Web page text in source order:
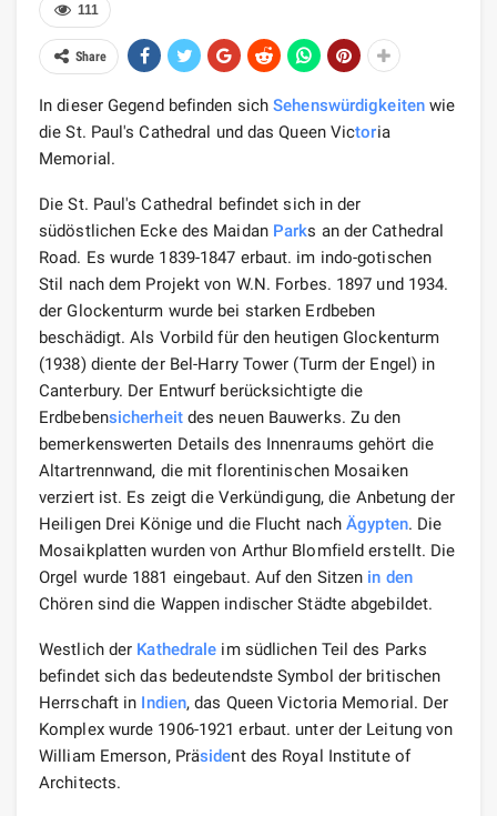
111
Share
In dieser Gegend befinden sichSehenswürdigkeitenwie
die St. Paul's Cathedral und das Queen Victoria
Memorial.
Die St. Paul's Cathedral befindet sich in der
südöstlichen Ecke des Maidan Parks an der Cathedral
Road. Es wurde 1839-1847 erbaut. im indo-gotischen
Stil nach dem Projekt von W.N. Forbes. 1897 und 1934.
der Glockenturm wurde bei starken Erdbeben
beschädigt. Als Vorbild für den heutigen Glockenturm
(1938) diente der Bel-Harry Tower (Turm der Engel) in
Canterbury. Der Entwurf berücksichtigte die
Erdbebensicherheitdes neuen Bauwerks. Zu den
bemerkenswerten Details des Innenraums gehört die
Altartrennwand, die mit florentinischen Mosaiken
verziert ist. Es zeigt die Verkündigung, die Anbetung der
Heiligen Drei Könige und die Flucht nachÄgypten. Die
Mosaikplatten wurden von Arthur Blomfield erstellt. Die
Orgel wurde 1881 eingebaut. Auf den Sitzen in den
Chören sind die Wappen indischer Städte abgebildet.
Westlich der Kathedrale im südlichen Teil des Parks
befindet sich das bedeutendste Symbol der britischen
Herrschaft in Indien, das Queen Victoria Memorial. Der
Komplex wurde 1906-1921 erbaut. unter der Leitung von
William Emerson, Präsident des Royal Institute of
Architects.